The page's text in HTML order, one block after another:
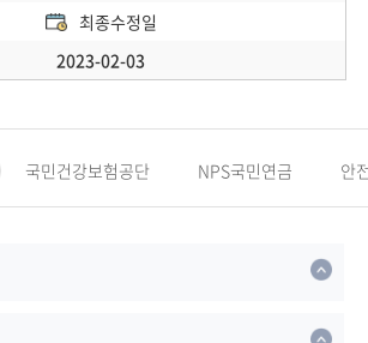
최종수정일
2023-02-03
국민건강보험공단 NPS국민연금 안